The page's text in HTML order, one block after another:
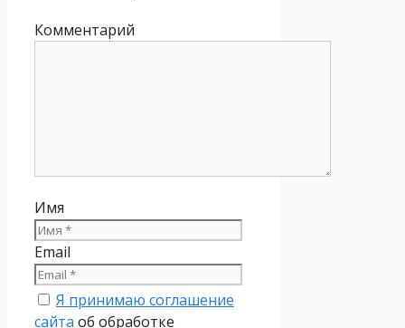
Комментарий
Имя
Email
Я принимаю соглашение
сайта об обработке